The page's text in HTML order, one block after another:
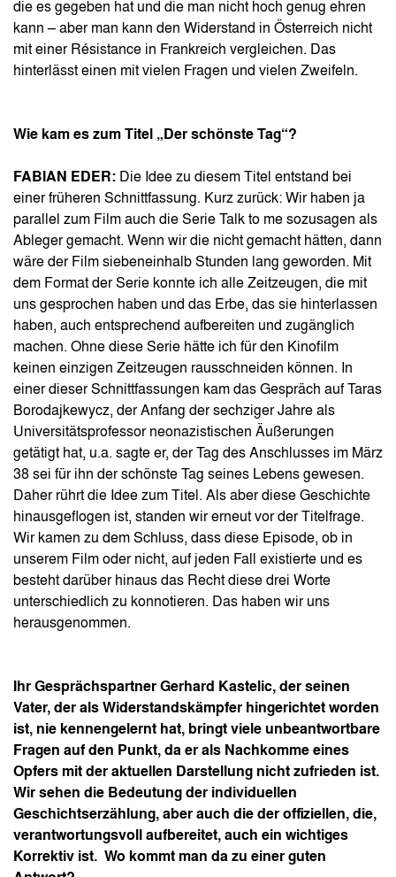
die es gegeben hat und die man nicht hoch genug ehren
kann – aber man kann den Widerstand in Österreich nicht
mit einer Résistance in Frankreich vergleichen. Das
hinterlässt einen mit vielen Fragen und vielen Zweifeln.
Wie kam es zum Titel „Der schönste Tag“?
FABIAN EDER: Die Idee zu diesem Titel entstand bei
einer früheren Schnittfassung. Kurz zurück: Wir haben ja
parallel zum Film auch die Serie Talk to me sozusagen als
Ableger gemacht. Wenn wir die nicht gemacht hätten, dann
wäre der Film siebeneinhalb Stunden lang geworden. Mit
dem Format der Serie konnte ich alle Zeitzeugen, die mit
uns gesprochen haben und das Erbe, das sie hinterlassen
haben, auch entsprechend aufbereiten und zugänglich
machen. Ohne diese Serie hätte ich für den Kinofilm
keinen einzigen Zeitzeugen rausschneiden können. In
einer dieser Schnittfassungen kam das Gespräch auf Taras
Borodajkewycz, der Anfang der sechziger Jahre als
Universitätsprofessor neonazistischen Äußerungen
getätigt hat, u.a. sagte er, der Tag des Anschlusses im März
38 sei für ihn der schönste Tag seines Lebens gewesen.
Daher rührt die Idee zum Titel. Als aber diese Geschichte
hinausgeflogen ist, standen wir erneut vor der Titelfrage.
Wir kamen zu dem Schluss, dass diese Episode, ob in
unserem Film oder nicht, auf jeden Fall existierte und es
besteht darüber hinaus das Recht diese drei Worte
unterschiedlich zu konnotieren. Das haben wir uns
herausgenommen.
Ihr Gesprächspartner Gerhard Kastelic, der seinen
Vater, der als Widerstandskämpfer hingerichtet worden
ist, nie kennengelernt hat, bringt viele unbeantwortbare
Fragen auf den Punkt, da er als Nachkomme eines
Opfers mit der aktuellen Darstellung nicht zufrieden ist.
Wir sehen die Bedeutung der individuellen
Geschichtserzählung, aber auch die der offiziellen, die,
verantwortungsvoll aufbereitet, auch ein wichtiges
Korrektiv ist. Wo kommt man da zu einer guten